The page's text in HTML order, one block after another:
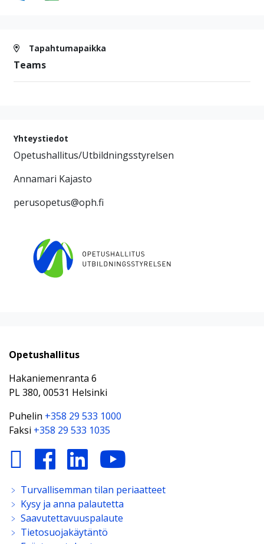
Tapahtumapaikka
Teams
Yhteystiedot
Opetushallitus/Utbildningsstyrelsen
Annamari Kajasto
perusopetus@oph.fi
Opetushallitus
Hakaniemenranta 6
PL 380, 00531 Helsinki
Puhelin +358 29 533 1000
Faksi +358 29 533 1035
﹥ Turvallisemman tilan periaatteet
﹥ Kysy ja anna palautetta
﹥ Saavutettavuuspalaute
﹥ Tietosuojakäytäntö